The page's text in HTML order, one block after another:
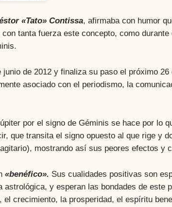
«Tato» Contissa, afirmaba con humor
tanta fuerza este concepto, como
de 2012 y finaliza su paso el próximo 26
asociado con el periodismo, la
por el signo de Géminis se hace por lo
que transita el signo opuesto al que rige y
mostrando así sus peores efectos y
«benéfico». Sus cualidades positivas son
y esperan las bondades de este
el crecimiento, la prosperidad, el espíritu